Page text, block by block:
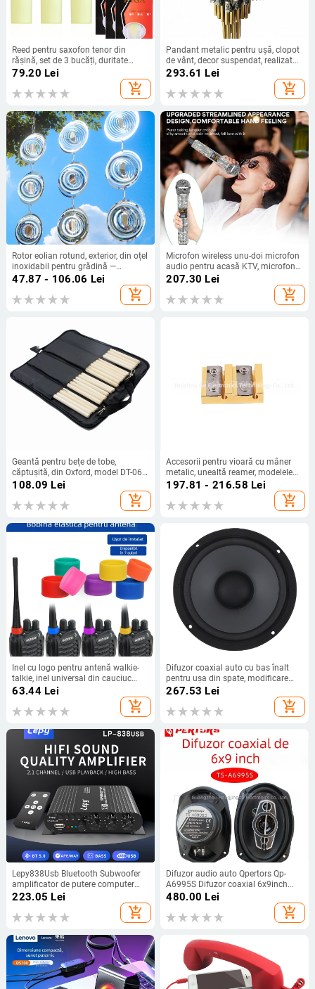
Reed pentru saxofon tenor din
rășină, set de 3 bucăți, duritate
1.5/2.0/2.5
79.20 Lei
add_shopping_cart
Pandant metalic pentru ușă, clopot
de vânt, decor suspendat, realizat
manual
293.61 Lei
add_shopping_cart
Rotor eolian rotund, exterior, din oțel
inoxidabil pentru grădină —
dispozitiv de descurajare a
47.87 - 106.06 Lei
add_shopping_cart
Microfon wireless unu-doi microfon
audio pentru acasă KTV, microfon
audio pentru exterior, karaoke,
microfon portabil profesional live
207.30 Lei
add_shopping_cart
Geantă pentru bețe de tobe,
căptușită, din Oxford, model DT-06,
pentru seturi de tobe
108.09 Lei
add_shopping_cart
Accesorii pentru vioară cu mâner
metalic, unealtă reamer, modelele
B120/B121, ambalate într-o pungă
197.81 - 216.58 Lei
add_shopping_cart
Inel cu logo pentru antenă walkie-
talkie, inel universal din cauciuc
pentru walkie-talkie, capac
decorativ pentru antenă, accesorii
pentru produs
63.44Lei
add_shopping_cart
Difuzor coaxial auto cu bas înalt
pentru ușa din spate, modificare
audio auto en-gros din fabrică, 6.5",
267.53 Lei
add_shopping_cart
Lepy838Usb Bluetooth Subwoofer
amplificator de putere computer
12V auto acasă amplificator de
putere U disc muzică fără pierderi
223.05 Lei
add_shopping_cart
Difuzor audio auto Qpertors Qp-
A6995S Difuzor coaxial 6x9inch
Difuzor modificat auto
480.00 Lei
add_shopping_cart